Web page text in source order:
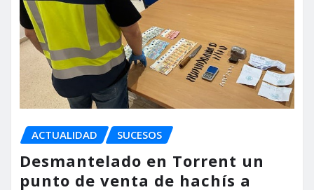
ACTUALIDAD SUCESOS
Desmantelado en Torrent un
punto de venta de hachís a